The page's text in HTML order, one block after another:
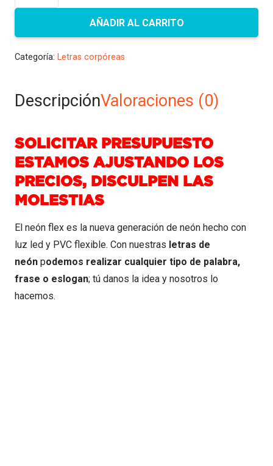
AÑADIR AL CARRITO
Categoría: Letras corpóreas
DescripciónValoraciones (0)
SOLICITAR PRESUPUESTO
ESTAMOS AJUSTANDO LOS
PRECIOS, DISCULPEN LAS
MOLESTIAS
El neón flex es la nueva generación de neón hecho con
luz led y PVC flexible. Con nuestras letras de
neón podemos realizar cualquier tipo de palabra,
frase o eslogan; tú danos la idea y nosotros lo
hacemos.